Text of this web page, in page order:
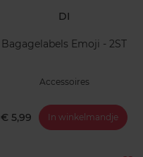
DI
Bagagelabels Emoji - 2ST
Accessoires
€ 5,99 In winkelmandje